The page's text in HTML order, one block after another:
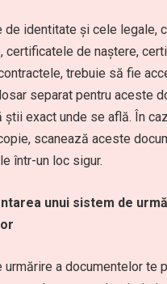
de identitate și cele legale,
certificatele de naștere,
trebuie să fie
separat pentru aceste
știi exact unde se află. În
scanează aceste
într-un loc sigur.
unui sistem de
urmărire a documentelor te